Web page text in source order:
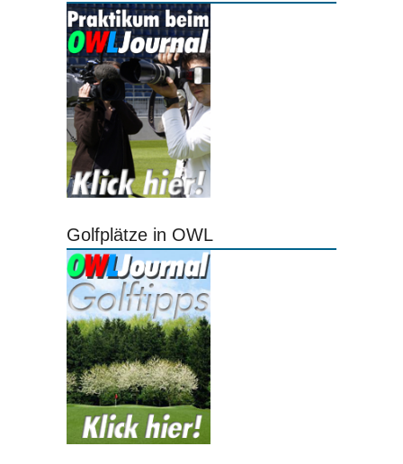
Golfplätze in OWL